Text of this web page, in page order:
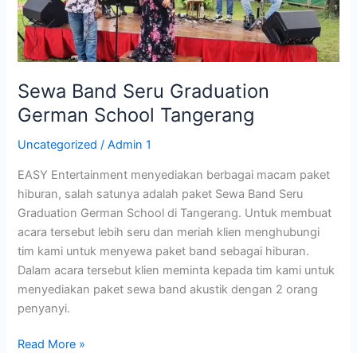
Sewa Band Seru Graduation
German School Tangerang
Uncategorized /Admin 1
EASY Entertainment menyediakan berbagai macam paket
hiburan, salah satunya adalah paket Sewa Band Seru
Graduation German School di Tangerang. Untuk membuat
acara tersebut lebih seru dan meriah klien menghubungi
tim kami untuk menyewa paket band sebagai hiburan.
Dalam acara tersebut klien meminta kepada tim kami untuk
menyediakan paket sewa band akustik dengan 2 orang
penyanyi.
Tangerang
Read More »